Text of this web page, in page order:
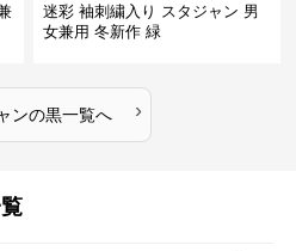
迷彩 袖刺繍入り スタジャン 男
女兼用 冬新作 緑
ンの黒一覧へ ›